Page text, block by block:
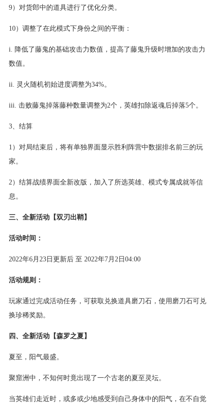
9）对货郎中的道具进行了优化分类。
10）调整了在此模式下身份之间的平衡：
i. 降低了藤鬼的基础攻击力数值，提高了藤鬼升级时增加的攻击力
数值。
ii. 灵火随机初始进度调整为34%。
iii. 击败藤鬼掉落藤种数量调整为2个，英雄扣除返魂后掉落5个。
3、结算
1）对局结束后，将有单独界面显示胜利阵营中数据排名前三的玩
家。
2）结算战绩界面全新改版，加入了所选英雄、模式专属成就等信
息。
三、全新活动【双刃出鞘】
活动时间：
2022年6月23日更新后 至 2022年7月2日04:00
活动规则：
玩家通过完成活动任务，可获取兑换道具磨刀石，使用磨刀石可兑
换珍稀奖励。
四、全新活动【森罗之夏】
夏至，阳气最盛。
聚窟洲中，不知何时竟出现了一个古老的夏至灵坛。
当英雄们走近时，或多或少地感受到自己身体中的阳气，在不自觉